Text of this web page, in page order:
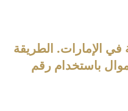
في الإمارات. الطريقة
باستخدام رقم